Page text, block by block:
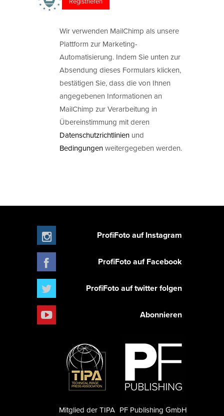
Wir verwenden MailChimp als unsere
Plattform zur Marketing-
Automatisierung. Indem Sie unten zur
Absendung dieses Formulars klicken,
bestätigen Sie, dass die von Ihnen
angegebenen Informationen an
MailChimp zur Verarbeitung in
Übereinstimmung mit deren
Datenschutzrichtlinien und
Bedingungenweitergegeben werden.
ProfiFoto auf Instagram
ProfiFoto auf Facebook
ProfiFoto auf twitter folgen
Abonnieren
PF Publishing GmbH
Mitglied der TIPA